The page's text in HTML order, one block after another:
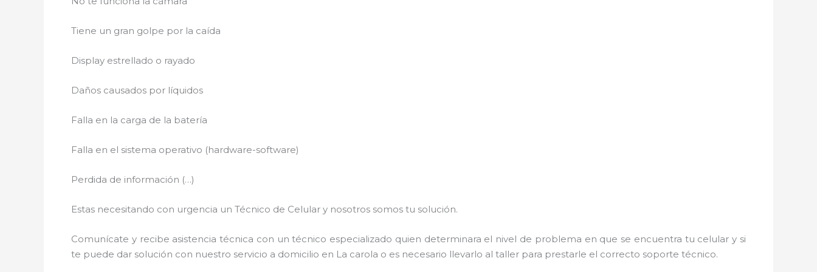
Tiene un gran golpe por la caída
Display estrellado o rayado
Daños causados por líquidos
Falla en la carga de la batería
Falla en el sistema operativo (hardware-software)
Perdida de información (…)
Estas necesitando con urgencia un Técnico de Celular y nosotros somos tu solución.
Comunícate y recibe asistencia técnica con un técnico especializado quien determinara el nivel de problema en que se encuentra tu celular y si
te puede dar solución con nuestro servicio a domicilio en La carola o es necesario llevarlo al taller para prestarle el correcto soporte técnico.